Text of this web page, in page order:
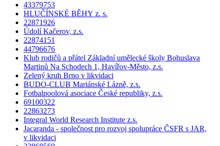
43379753
HLUČÍNSKÉ BĚHY z. s.
22871926
Údolí Kačerov, z.s.
22874151
44796676
Klub rodičů a přátel Základní umělecké školy Bohuslava
Martinů Na Schodech 1, Havířov-Město, z.s.
Zelený kruh Brno v likvidaci
BUDO-CLUB Mariánské Lázně, z.s.
Fotbalpoolová asociace České republiky, z.s.
69100322
22863273
Integral World Research Institute z.s.
Jacaranda - společnost pro rozvoj spolupráce ČSFR s JAR,
v likvidaci